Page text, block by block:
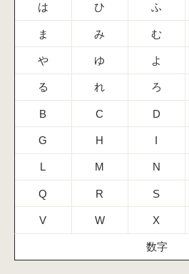
は ひ ふ
ま み む
や ゆ よ
る れ ろ
B C D
G H I
L M N
Q R S
V W X
数字